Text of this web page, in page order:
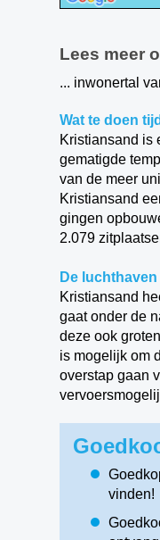
Lees meer
... inwonertal
Wat te doen
Kristiansand is
gematigde
van de meer
Kristiansand
gingen
2.079
De
Kristiansand
gaat onder de
deze ook
is mogelijk om
overstap gaan
vinden!